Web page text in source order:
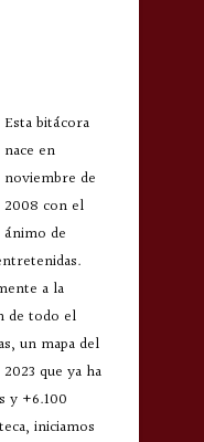
Esta bitácora
nace en
noviembre de
2008 con el
ánimo de
a la
de todo el
un mapa del
que ya ha
y +6.100
iniciamos